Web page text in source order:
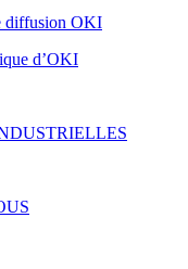
diffusion OKI
d’OKI